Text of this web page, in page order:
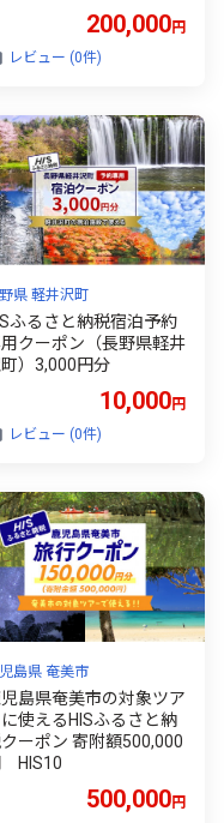
200,000円
レビュー (0件)
県 軽井沢町
ふるさと納税宿泊予約
クーポン（長野県軽井
）3,000円分
10,000円
レビュー (0件)
島県 奄美市
島県奄美市の対象ツア
使えるHISふるさと納
ーポン 寄附額500,000
HIS10
500,000円